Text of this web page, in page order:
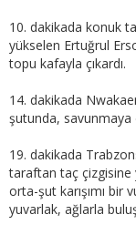
10. dakikada konuk
yükselen Ertuğrul
topu kafayla çıkardı.
14. dakikada
şutunda,
19. dakikada
taraftan taç çizgisine
orta-şut karışımı bir
yuvarlak, ağlarla